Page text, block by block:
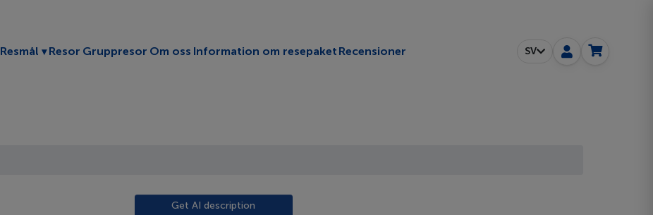
Resmål Toggle submenu
Resor Gruppresor Om oss Information om resepaket Recensioner SV
Get AI description